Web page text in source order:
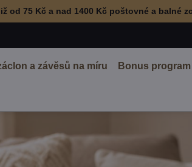
od 75 Kč a nad 1400 Kč poštovné a balné
a závěsů na míru Bonus program